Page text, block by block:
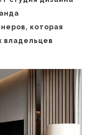
которая
владельцев